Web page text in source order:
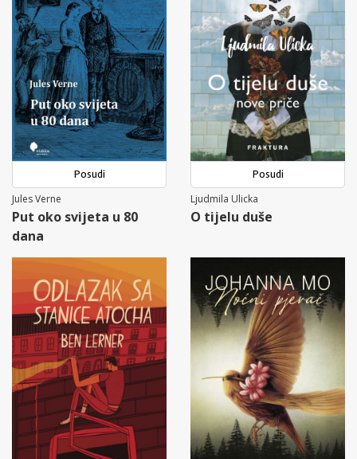
Posudi
Jules Verne
Put oko svijeta u 80
dana
Posudi
Ljudmila Ulicka
O tijelu duše